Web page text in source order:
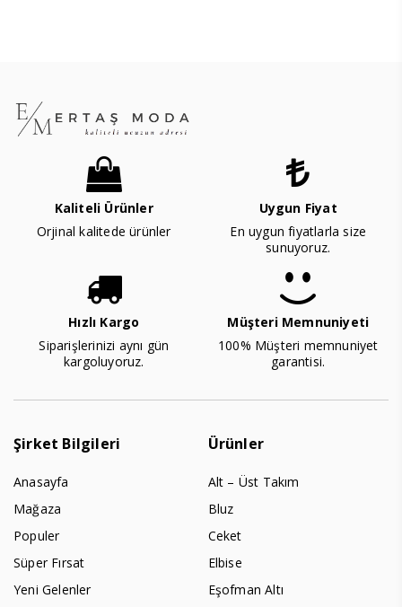
Kaliteli Ürünler
Orjinal kalitede ürünler
Uygun Fiyat
En uygun fiyatlarla size
sunuyoruz.
Hızlı Kargo
Siparişlerinizi aynı gün
kargoluyoruz.
Müşteri Memnuniyeti
100% Müşteri memnuniyet
garantisi.
Şirket Bilgileri
Anasayfa
Mağaza
Populer
Süper Fırsat
Yeni Gelenler
Ürünler
Alt – Üst Takım
Bluz
Ceket
Elbise
Eşofman Altı